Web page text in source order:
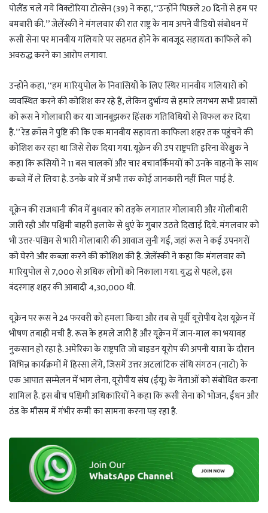
पोलैंड चले गये विक्टोरिया टोत्सेन (39) ने कहा, ‘‘उन्होंने पिछले 20 दिनों से हम पर
बमबारी की.’’ जेलेंस्की ने मंगलवार की रात राष्ट्र के नाम अपने वीडियो संबोधन में
रूसी सेना पर मानवीय गलियारे पर सहमत होने के बावजूद सहायता काफिले को
अवरुद्ध करने का आरोप लगाया.
उन्होंने कहा, ‘‘हम मारियुपोल के निवासियों के लिए स्थिर मानवीय गलियारों को
व्यवस्थित करने की कोशिश कर रहे हैं, लेकिन दुर्भाग्य से हमारे लगभग सभी प्रयासों
को रूस ने गोलाबारी कर या जानबूझकर हिंसक गतिविधियों से विफल कर दिया
है.’’ रेड क्रॉस ने पुष्टि की कि एक मानवीय सहायता काफिला शहर तक पहुंचने की
कोशिश कर रहा था जिसे रोक दिया गया. यूक्रेन की उप राष्ट्रपति इरिना वेरेश्चुक ने
कहा कि रूसियों ने 11 बस चालकों और चार बचावर्किमयों को उनके वाहनों के साथ
कब्जे में ले लिया है. उनके बारे में अभी तक कोई जानकारी नहीं मिल पाई है.
यूक्रेन की राजधानी कीव में बुधवार को तड़के लगातार गोलाबारी और गोलीबारी
जारी रही और पश्चिमी बाहरी इलाके से धुएं के गुबार उठते दिखाई दिये. मंगलवार को
भी उत्तर-पश्चिम से भारी गोलाबारी की आवाज सुनी गई, जहां रूस ने कई उपनगरों
को घेरने और कब्जा करने की कोशिश की है. जेलेंस्की ने कहा कि मंगलवार को
मारियुपोल से 7,000 से अधिक लोगों को निकाला गया. युद्ध से पहले, इस
बंदरगाह शहर की आबादी 4,30,000 थी.
यूक्रेन पर रूस ने 24 फरवरी को हमला किया और तब से पूर्वी यूरोपीय देश यूक्रेन में
भीषण तबाही मची है. रूस के हमले जारी हैं और यूक्रेन में जान-माल का भयावह
नुकसान हो रहा है. अमेरिका के राष्ट्रपति जो बाइडन यूरोप की अपनी यात्रा के दौरान
विभिन्न कार्यक्रमों में हिस्सा लेंगे, जिसमें उत्तर अटलांटिक संधि संगठन (नाटो) के
एक आपात सम्मेलन में भाग लेना, यूरोपीय संघ (ईयू) के नेताओं को संबोधित करना
शामिल है. इस बीच पश्चिमी अधिकारियों ने कहा कि रूसी सेना को भोजन, ईंधन और
ठंड के मौसम में गंभीर कमी का सामना करना पड़ रहा है.